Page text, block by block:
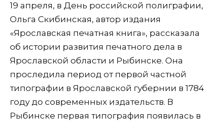
19 апреля, в День российской полиграфии,
Ольга Скибинская, автор издания
«Ярославская печатная книга», рассказала
об истории развития печатного дела в
Ярославской области и Рыбинске. Она
проследила период от первой частной
типографии в Ярославской губернии в 1784
году до современных издательств. В
Рыбинске первая типография появилась в